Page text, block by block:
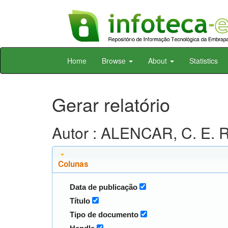
Skip
Home Browse About Statistics
Gerar relatório
Autor : ALENCAR, C. E.
Colunas
Data de publicação
Título
Tipo de documento